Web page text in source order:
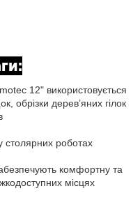
12" використовується
обрізки дерев’яних гілок
столярних роботах
комфортну та
місцях